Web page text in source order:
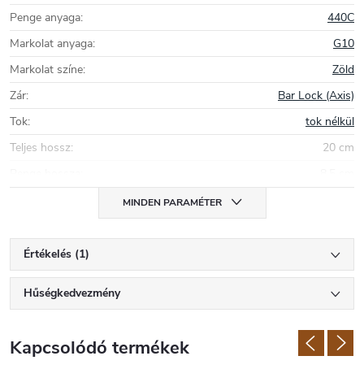
A kések mellett e gyártó portfóliójában megtalálhatóak még
élező
készletekéskéses kések (multi-tool)
Penge anyaga:
440C
Markolat anyaga:
G10
Markolat színe:
Zöld
Zár:
Bar Lock (Axis)
Tok:
tok nélkül
Teljes hossz:
20 cm
MINDEN PARAMÉTER
Értékelés (1)
Hűségkedvezmény
Kapcsolódó termékek